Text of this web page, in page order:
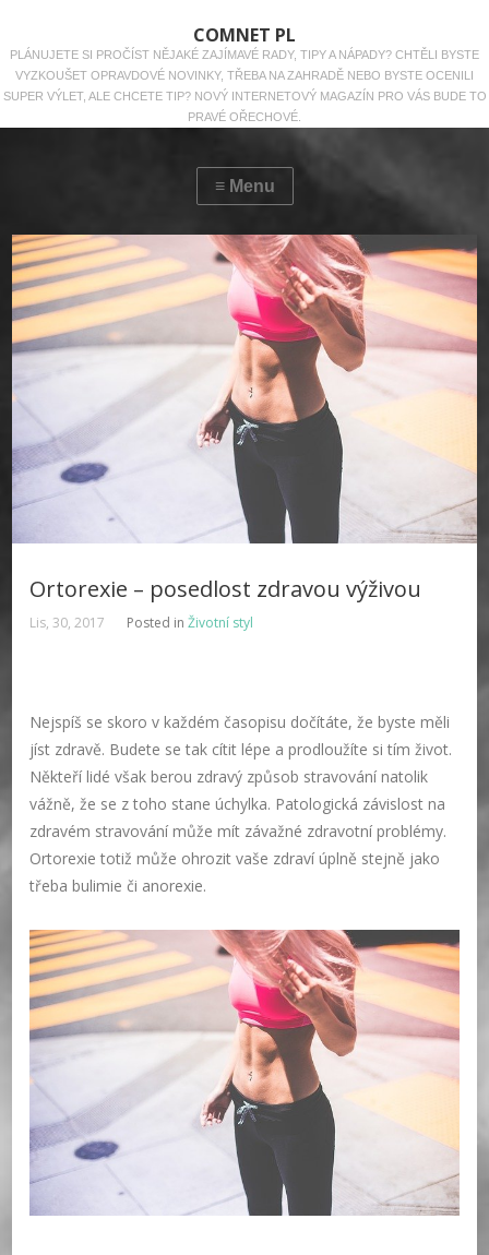
COMNET PL
PLÁNUJETE SI PROČÍST NĚJAKÉ ZAJÍMAVÉ RADY, TIPY A NÁPADY? CHTĚLI BYSTE
VYZKOUŠET OPRAVDOVÉ NOVINKY, TŘEBA NA ZAHRADĚ NEBO BYSTE OCENILI
SUPER VÝLET, ALE CHCETE TIP? NOVÝ INTERNETOVÝ MAGAZÍN PRO VÁS BUDE TO
PRAVÉ OŘECHOVÉ.
Ortorexie – posedlost zdravou výživou
Lis, 30, 2017 Posted inŽivotní styl
Nejspíš se skoro v každém časopisu dočítáte, že byste měli
jíst zdravě. Budete se tak cítit lépe a prodloužíte si tím život.
Někteří lidé však berou zdravý způsob stravování natolik
vážně, že se z toho stane úchylka. Patologická závislost na
zdravém stravování může mít závažné zdravotní problémy.
Ortorexie totiž může ohrozit vaše zdraví úplně stejně jako
třeba bulimie či anorexie.